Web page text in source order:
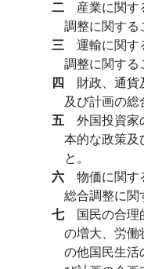
二 産業に関
調整に関する
三 運輸に関す
調整に関する
四 財政、通
及び計画の総
五 外国投資家
本的な政策及
と。
六 物価に関す
総合調整に関
七 国民の合
の増大、労働
の他国民生活